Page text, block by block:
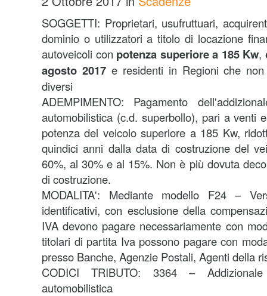
SOGGETTI: Proprietari, usufruttuari,
dominio o utilizzatori a titolo di locazione
autoveicoli con potenza superiore a 185 Kw,
agosto 2017 e residenti in Regioni che
diversi
ADEMPIMENTO: Pagamento
automobilistica (c.d. superbollo), pari a venti
potenza del veicolo superiore a 185 Kw,
quindici anni dalla data di costruzione del
60%, al 30% e al 15%. Non è più dovuta
di costruzione.
MODALITA': Mediante modello F24 –
identificativi, con esclusione della
IVA devono pagare necessariamente con
titolari di partita Iva possono pagare con
presso Banche, Agenzie Postali, Agenti della
CODICI TRIBUTO: 3364 –
automobilistica